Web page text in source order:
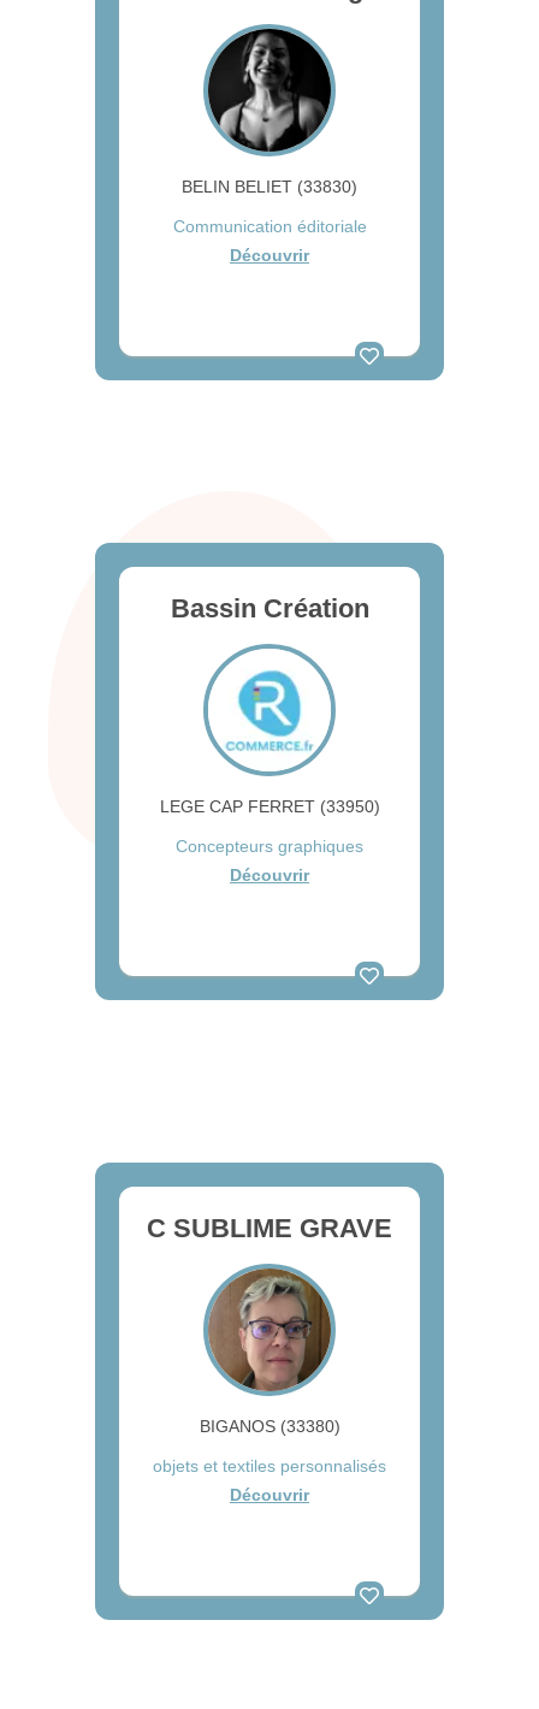
BELIN BELIET (33830)
Communication éditoriale
Découvrir
Bassin Création
LEGE CAP FERRET (33950)
Concepteurs graphiques
Découvrir
C SUBLIME GRAVE
BIGANOS (33380)
objets et textiles personnalisés
Découvrir